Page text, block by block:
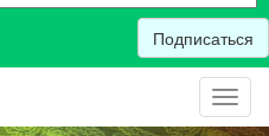
Подписаться